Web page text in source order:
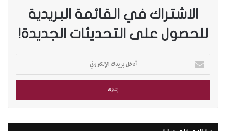
الاشتراك في القائمة البريدية
للحصول على التحديثات الجديدة!
خ
ب
ي